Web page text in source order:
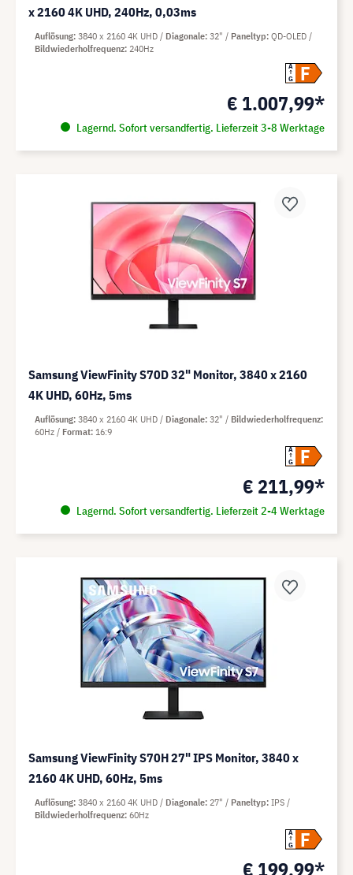
x 2160 4K UHD, 240Hz, 0,03ms
A
G
F
€ 1.007,99*
Lagernd. Sofort versandfertig. Lieferzeit 3-8 Werktage
Auflösung 3840 x 2160 4K UHD Diagonale 32" Paneltyp QD-OLED
Bildwiederholfrequenz 240Hz
Samsung ViewFinity S70D 32" Monitor, 3840 x 2160
4K UHD, 60Hz, 5ms
A
G
F
€ 211,99*
Lagernd. Sofort versandfertig. Lieferzeit 2-4 Werktage
Auflösung 3840 x 2160 4K UHD Diagonale 32"
Bildwiederholfrequenz
60Hz
Format 16:9
Samsung ViewFinity S70H 27" IPS Monitor, 3840 x
2160 4K UHD, 60Hz, 5ms
A
G
F
€ 199,99*
Auflösung 3840 x 2160 4K UHD Diagonale 27" Paneltyp IPS
Bildwiederholfrequenz 60Hz